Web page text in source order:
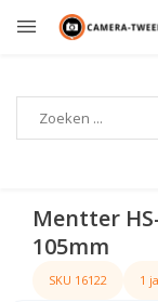
Mentter
105mm
SKU 16122 1